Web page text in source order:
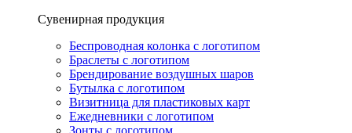
Сувенирная продукция
Беспроводная колонка с логотипом
Браслеты с логотипом
Брендирование воздушных шаров
Бутылка с логотипом
Визитница для пластиковых карт
Ежедневники с логотипом
Зонты с логотипом